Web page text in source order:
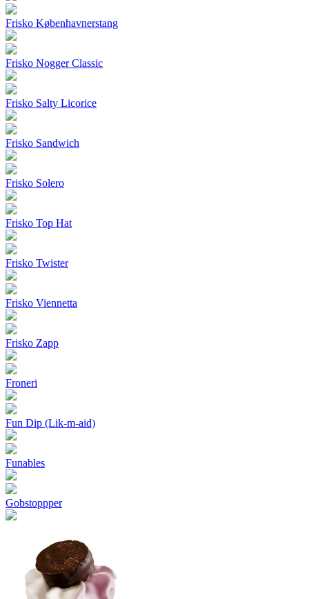
Frisko Københavnerstang
Frisko Nogger Classic
Frisko Salty Licorice
Frisko Sandwich
Frisko Solero
Frisko Top Hat
Frisko Twister
Frisko Viennetta
Frisko Zapp
Froneri
Fun Dip (Lik-m-aid)
Funables
Gobstoppper